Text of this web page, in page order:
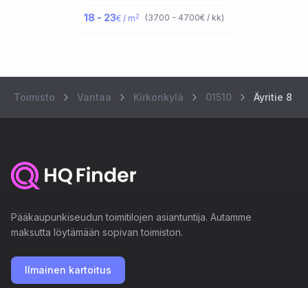
18 - 23€ / m2 (3700 - 4700€ / kk)
Toimisto Vantaa Kirkonkylä 01510 Äyritie 8 A
Pääkaupunkiseudun toimitilojen asiantuntija. Autamme
maksutta löytämään sopivan toimiston.
Ilmainen kartoitus